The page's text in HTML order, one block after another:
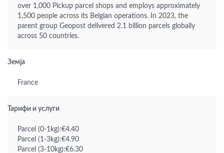
over 1,000 Pickup parcel shops and employs approximately
1,500 people across its Belgian operations. In 2023, the
parent group Geopost delivered 2.1 billion parcels globally
across 50 countries.
Земја
France
Тарифи и услуги
Parcel (0-1kg):€4.40
Parcel (1-3kg):€4.90
Parcel (3-10kg):€6.30